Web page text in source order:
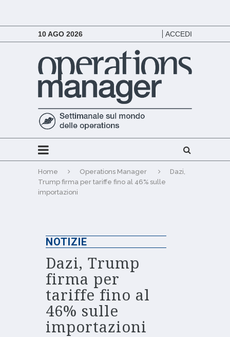
10 AGO 2026 ACCEDI
Home Operations Manager
Dazi,
Trump firma per tariffe fino al 46% sulle
importazioni
NOTIZIE
Dazi, Trump
firma per
tariffe fino al
46% sulle
importazioni